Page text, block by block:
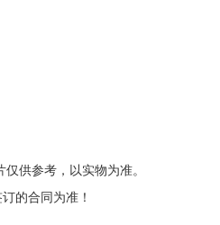
供参考，以实物为准。
的合同为准！